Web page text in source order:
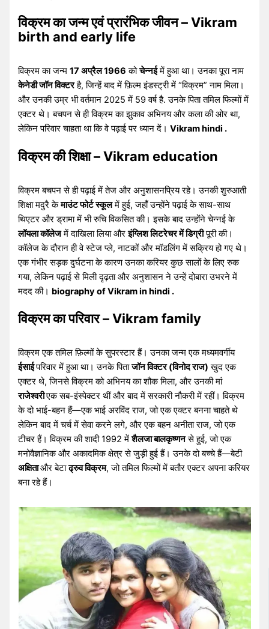
विक्रम का जन्म एवं प्रारंभिक जीवन – Vikram
birth and early life
विक्रम का जन्म17 अप्रैल 1966 कोचेन्नईमें हुआ था। उनका पूरा नाम
केनेडी जॉन विक्टरहै, जिन्हें बाद में फ़िल्म इंडस्ट्री में “विक्रम” नाम मिला।
और उनकी उम्र भी वर्तमान 2025 में 59 वर्ष है. उनके पिता तमिल फिल्मों में
एक्टर थे। बचपन से ही विक्रम का झुकाव अभिनय और कला की ओर था,
लेकिन परिवार चाहता था कि वे पढ़ाई पर ध्यान दें।Vikram hindi .
विक्रम की शिक्षा – Vikram education
विक्रम बचपन से ही पढ़ाई में तेज और अनुशासनप्रिय रहे। उनकी शुरुआती
शिक्षा मदुरै केमाउंट फोर्ट स्कूलमें हुई, जहाँ उन्होंने पढ़ाई के साथ-साथ
थिएटर और ड्रामा में भी रुचि विकसित की। इसके बाद उन्होंने चेन्नई के
लॉयला कॉलेजमें दाखिला लिया औरइंग्लिश लिटरेचर में डिग्रीपूरी की।
कॉलेज के दौरान ही वे स्टेज प्ले, नाटकों और मॉडलिंग में सक्रिय हो गए थे।
एक गंभीर सड़क दुर्घटना के कारण उनका करियर कुछ सालों के लिए रुक
गया, लेकिन पढ़ाई से मिली दृढ़ता और अनुशासन ने उन्हें दोबारा उभरने में
मदद की। biography of Vikram in hindi .
विक्रम का परिवार – Vikram family
विक्रम एक तमिल फ़िल्मों के सुपरस्टार हैं। उनका जन्म एक मध्यमवर्गीय
ईसाईपरिवार में हुआ था। उनके पिताजॉन विक्टर (विनोद राज) खुद एक
एक्टर थे, जिनसे विक्रम को अभिनय का शौक मिला, और उनकी मां
राजेश्वरीएक सब-इंस्पेक्टर थीं और बाद में सरकारी नौकरी में रहीं। विक्रम
के दो भाई-बहन हैं—एक भाई अरविंद राज, जो एक एक्टर बनना चाहते थे
लेकिन बाद में चर्च में सेवा करने लगे, और एक बहन अनीता राज, जो एक
टीचर हैं। विक्रम की शादी 1992 मेंशैलजा बालकृष्णनसे हुई, जो एक
मनोवैज्ञानिक और अकादमिक क्षेत्र से जुड़ी हुई हैं। उनके दो बच्चे हैं—बेटी
अक्षिताऔर बेटाढ्रुव विक्रम, जो तमिल फिल्मों में बतौर एक्टर अपना करियर
बना रहे हैं।